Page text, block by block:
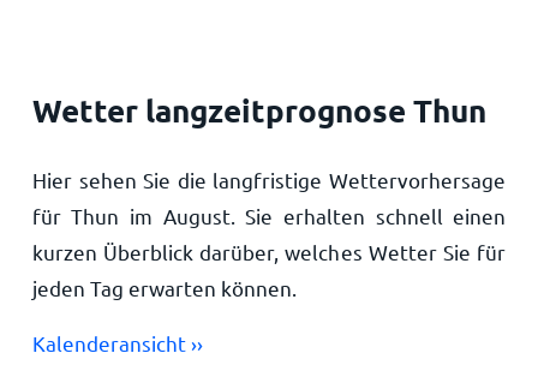
Wetter langzeitprognose Thun
Hier sehen Sie die langfristige Wettervorhersage
für Thun im August. Sie erhalten schnell einen
kurzen Überblick darüber, welches Wetter Sie für
jeden Tag erwarten können.
Kalenderansicht ››